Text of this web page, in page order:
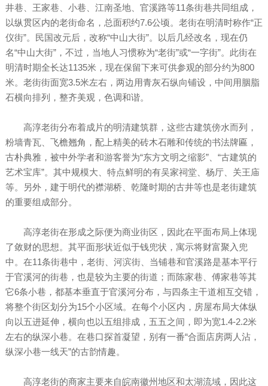
井巷、王家巷、小巷、江南圣地、官溪路等11条街巷共同组成，
以纵贯区内的老街命名，总面积约7.6公顷。老街在明清时称作“正
仪街”。民国改元后，改称“中山大街”。以后几经改名，现在仍
名“中山大街”，不过，当地人习惯称为“老街”或“一字街”。此街在
明清时期全长达1135米，现在保留下来可供参观的部分约为800
米。老街街面宽3.5米左右，两边用青灰石纵向铺设，中间用胭脂
石横向排列，整齐美观，色调和谐。
高淳老街分布着成片的明清建筑群，这些古建筑傍水而列，
粉墙青瓦、飞檐翘角，配上精美的砖木石雕和传统的书法牌匾，
古朴典雅，被中外学者和游客誉为“东方文明之缩影”、“古建筑的
艺术宝库”。其中规模大、特点鲜明的有吴家祠堂、杨厅、关王庙
等。另外，建于明代的襟湖桥、乾隆时期的古井等也是老街建筑
的重要组成部分。
高淳老街在形成之际便为商业街区，因此在平面布局上体现
了敛财的思想。其平面形状近似于钱兜状，寓示将财富聚入兜
中。在11条街巷中，老街、河滨街、当铺巷和官溪路是基本平行
于官溪河的街巷，也是较为主要的街道；而陈家巷、傅家巷等其
它6条小巷，都基本垂直于官溪河分布，与四条主干道相互交错，
将整个街区划分为15个小区域。在每个小区内，房屋布局大体纵
向以五进延伸，横向也以五组排成，五五之间，即为宽1.4-2.2米
左右的纵深小巷。在巷口探首凝望，别有一番“合面店房两人沾，
纵深小巷一线天”的古韵情趣。
高淳老街的商家主要来自皖南徽州地区和太湖流域，因此这